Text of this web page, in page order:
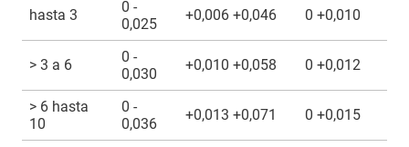
hasta 3
0 -
0,025
+0,006 +0,046 0 +0,010
> 3 a 6
0 -
0,030
+0,010 +0,058 0 +0,012
> 6 hasta
10
0 -
0,036
+0,013 +0,071 0 +0,015